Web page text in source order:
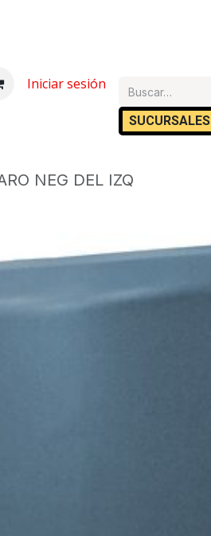
Centro de Ayuda Cita
Iniciar sesión
SUCURSA​​LES
NEG DEL IZQ